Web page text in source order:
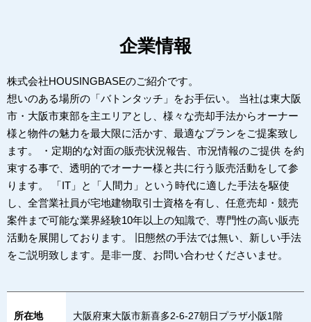
企業情報
株式会社HOUSINGBASEのご紹介です。
想いのある場所の「バトンタッチ」をお手伝い。 当社は東大阪
市・大阪市東部を主エリアとし、様々な売却手法からオーナー
様と物件の魅力を最大限に活かす、最適なプランをご提案致し
ます。 ・定期的な対面の販売状況報告、市況情報のご提供 を約
束する事で、透明的でオーナー様と共に行う販売活動をして参
ります。 「IT」と「人間力」という時代に適した手法を駆使
し、全営業社員が宅地建物取引士資格を有し、任意売却・競売
案件まで可能な業界経験10年以上の知識で、専門性の高い販売
活動を展開しております。 旧態然の手法では無い、新しい手法
をご説明致します。是非一度、お問い合わせくださいませ。
所在地 大阪府東大阪市新喜多2-6-27朝日プラザ小阪1階